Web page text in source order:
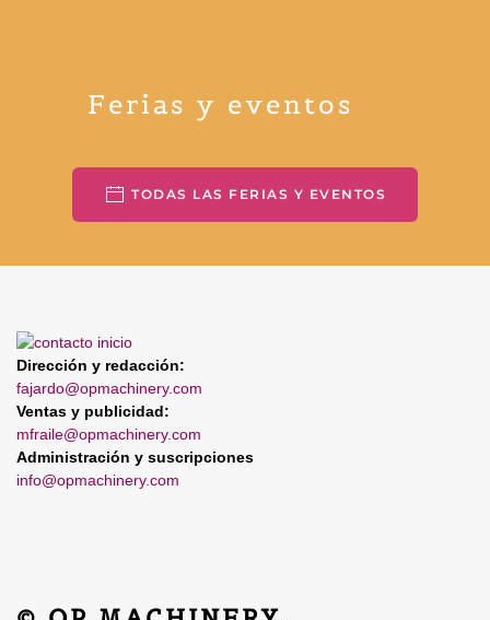
Ferias y eventos
TODAS LAS FERIAS Y EVENTOS
Dirección y redacción:
fajardo@opmachinery.com
Ventas y publicidad:
mfraile@opmachinery.com
Administración y suscripciones
info@opmachinery.com